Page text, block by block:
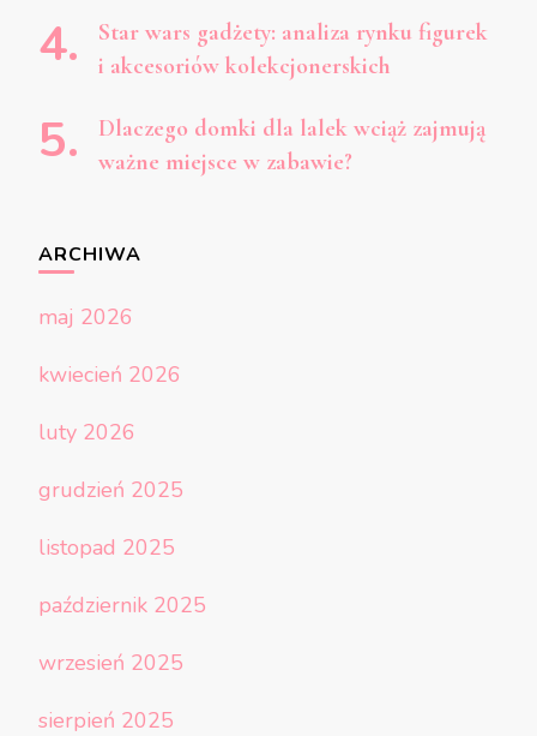
Star wars gadżety: analiza rynku figurek
i akcesoriów kolekcjonerskich
Dlaczego domki dla lalek wciąż zajmują
ważne miejsce w zabawie?
ARCHIWA
maj 2026
kwiecień 2026
luty 2026
grudzień 2025
listopad 2025
październik 2025
wrzesień 2025
sierpień 2025